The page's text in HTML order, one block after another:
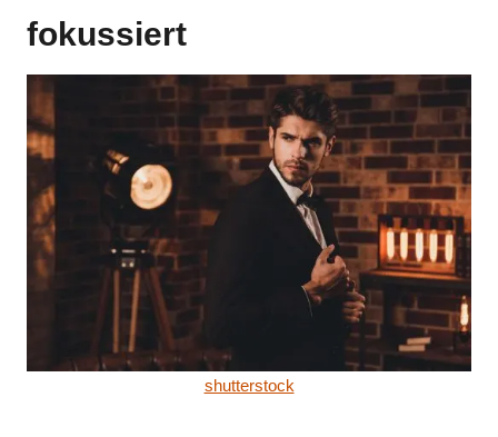
fokussiert
shutterstock